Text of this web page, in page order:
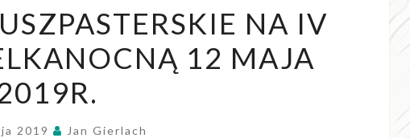
W
DUSZPASTERSKIE
NA
IV
NIEDZIELĘ
WIELKANOCNĄ
NA IV
12 MAJA
2019 Jan Gierlach